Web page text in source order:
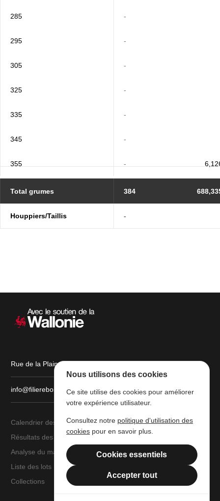
285 -
295 -
305 -
325 -
335 -
345 -
355 -
Total grumes 384
Houppiers/Taillis -
Rue de la Plaine, 9 6900 Marche-en-Famenne
info@filiereboiswallonie.be
Calendrier des ventes
Résultats des ventes
Analyse du marché
Liste des lots
Collections
À propos
Parc à grumes
Ressources légales
Filière Bois Wallonie
Nous utilisons des cookies
Ce site utilise des cookies pour améliorer
votre expérience utilisateur.
Consultez notre politique d'utilisation des
cookies pour en savoir plus.
Cookies essentiels
Accepter tout